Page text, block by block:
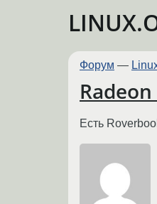
Форум —
Есть